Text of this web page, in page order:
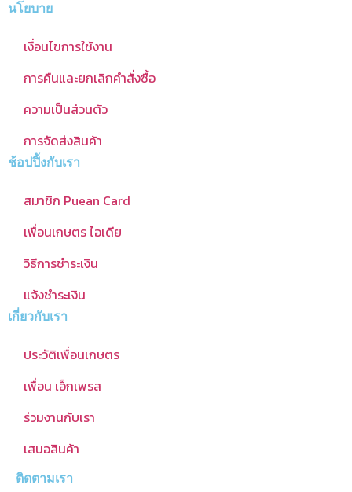
นโยบาย
เงื่อนไขการใช้งาน
การคืนและยกเลิกคำสั่งซื้อ
ความเป็นส่วนตัว
การจัดส่งสินค้า
ช้อปปิ้งกับเรา
สมาชิก Puean Card
เพื่อนเกษตร ไอเดีย
วิธีการชำระเงิน
แจ้งชำระเงิน
เกี่ยวกับเรา
ประวัติเพื่อนเกษตร
เพื่อน เอ็กเพรส
ร่วมงานกับเรา
เสนอสินค้า
ติดตามเรา